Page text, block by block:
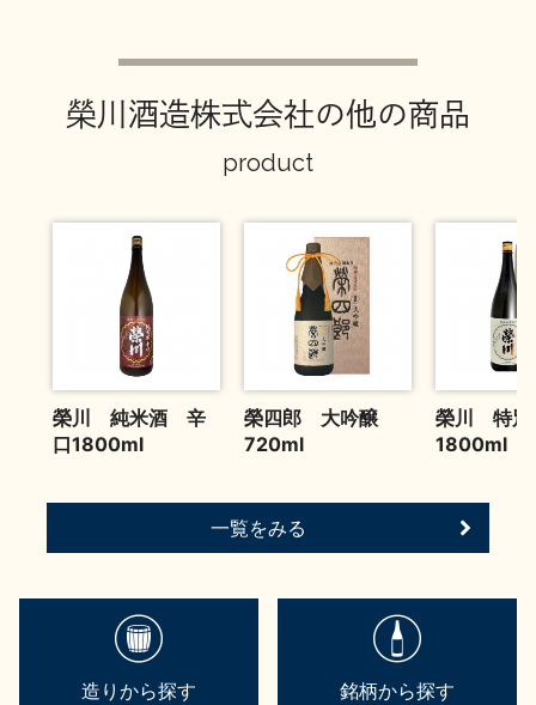
榮川酒造株式会社の他の商品
product
榮川 純米酒 辛
口1800ml
榮四郎 大吟醸
720ml
榮川 特別
1800ml
一覧をみる
造りから探す 銘柄から探す